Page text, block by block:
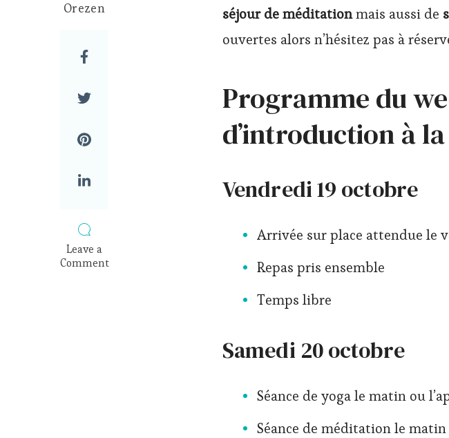
Orezen
Leave a
Comment
séjour de méditationmais aussi de
ouvertes alors n’hésitez pas à
Programme du
d’introduction à
Vendredi 19 octobre
Arrivée sur place attendue le
Repas pris ensemble
Temps libre
Samedi 20 octobre
Séance de yoga le matin ou
Séance de méditation le matin